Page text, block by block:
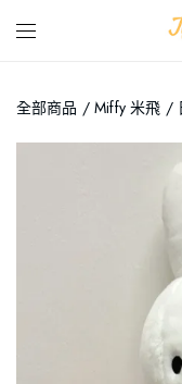
全部商品 /Miffy 米飛 /